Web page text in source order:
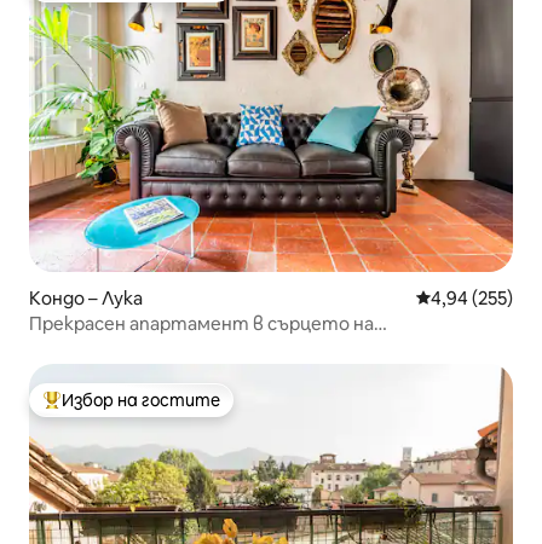
Кондо – Лука Средна
4,94 (255)
Прекрасен апартамент в сърцето на
Най-популярен избор на гостите
Избор на гостите